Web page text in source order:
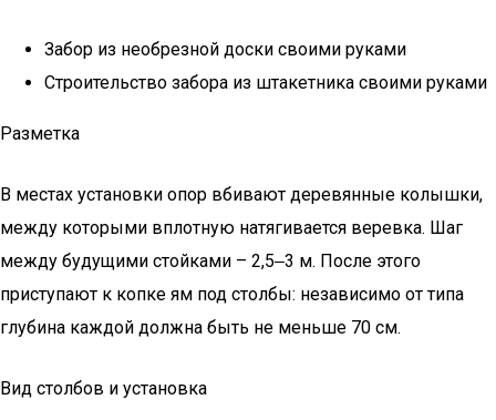
Забор из необрезной доски своими руками
Строительство забора из штакетника своими руками
Разметка
В местах установки опор вбивают деревянные колышки,
между которыми вплотную натягивается веревка. Шаг
между будущими стойками – 2,5‒3 м. После этого
приступают к копке ям под столбы: независимо от типа
глубина каждой должна быть не меньше 70 см.
Вид столбов и установка